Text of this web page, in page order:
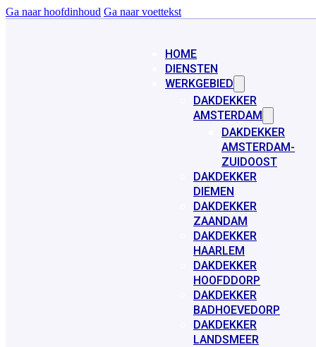
Ga naar hoofdinhoud Ga naar voettekst
HOME
DIENSTEN
WERKGEBIED
DAKDEKKER
AMSTERDAM
DAKDEKKER
AMSTERDAM-
ZUIDOOST
DAKDEKKER
DIEMEN
DAKDEKKER
ZAANDAM
DAKDEKKER
HAARLEM
DAKDEKKER
HOOFDDORP
DAKDEKKER
BADHOEVEDORP
DAKDEKKER
LANDSMEER